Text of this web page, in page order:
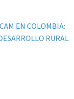
EN COLOMBIA:
RURAL